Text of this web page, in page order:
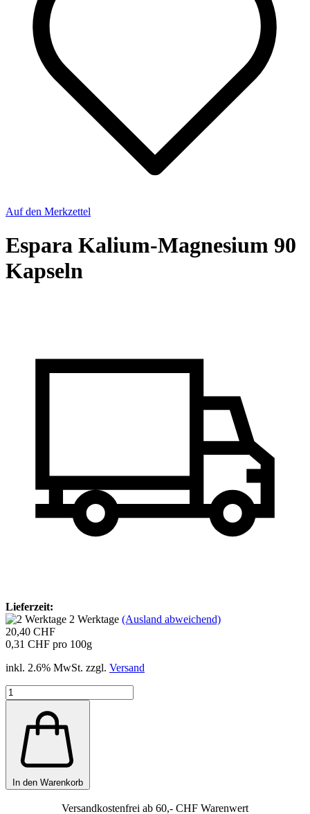
Auf den Merkzettel
Espara Kalium-Magnesium 90
Kapseln
Lieferzeit:
2 Werktage (Ausland abweichend)
20,40 CHF
0,31 CHF pro 100g
inkl. 2.6% MwSt. zzgl. Versand
In den Warenkorb
Versandkostenfrei ab 60,- CHF Warenwert